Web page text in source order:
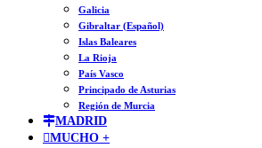
Galicia
Gibraltar (Español)
Islas Baleares
La Rioja
País Vasco
Principado de Asturias
Región de Murcia
MADRID
MUCHO +